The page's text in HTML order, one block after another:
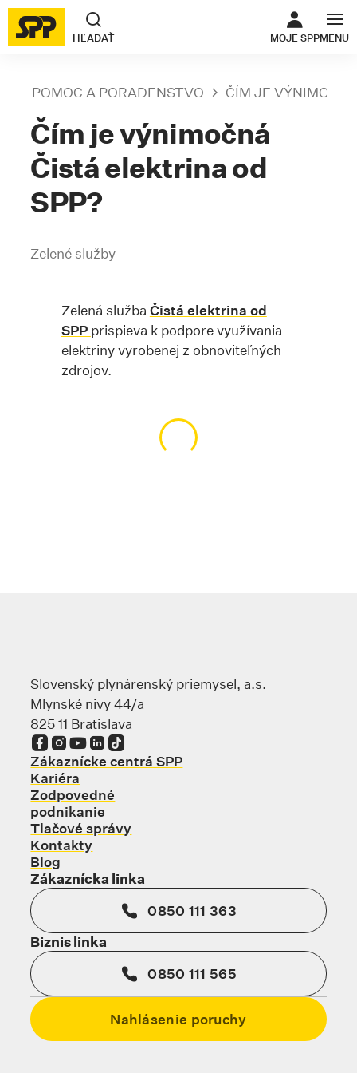
HĽADAŤ MOJE SPP
ODKAZ SA
MENU
POMOC A PORADENSTVO ČÍM JE
Čím je výnimočná
Čistá elektrina od
SPP?
Zelené služby
Zelená služba Čistá elektrina od
SPP prispieva k podpore využívania
elektriny vyrobenej z obnoviteľných
zdrojov.
Načítavanie obsahu…
Slovenský plynárenský priemysel, a.s.
Mlynské nivy 44/a
825 11 Bratislava
Odkaz sa otvorí na novej karte
Odkaz sa otvorí na novej karte
Odkaz sa otvorí na novej karte
Odkaz sa otvorí na novej karte
Odkaz sa otvorí na novej karte
Zákaznícke centrá SPP
Kariéra
Zodpovedné
podnikanie
Tlačové správy
Kontakty
Blog
Zákaznícka linka
0850 111 363
Biznis linka
0850 111 565
Nahlásenie poruchy